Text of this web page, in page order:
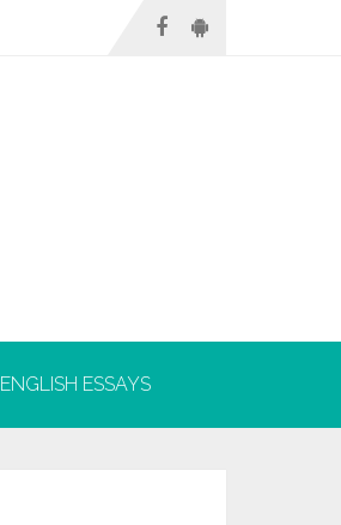
ENGLISH ESSAYS